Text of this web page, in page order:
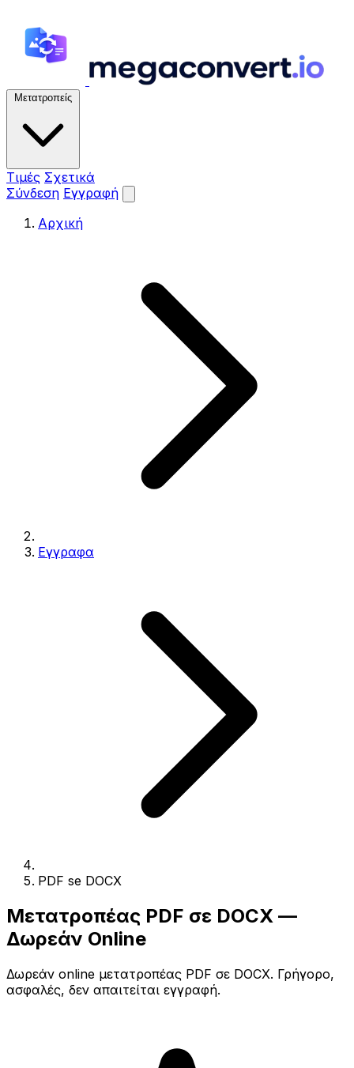
Μετατροπείς
Τιμές Σχετικά
Σύνδεση Εγγραφή
Αρχική
Εγγραφα
PDF se DOCX
Μετατροπέας PDF σε DOCX —
Δωρεάν Online
Δωρεάν online μετατροπέας PDF σε DOCX. Γρήγορο,
ασφαλές, δεν απαιτείται εγγραφή.